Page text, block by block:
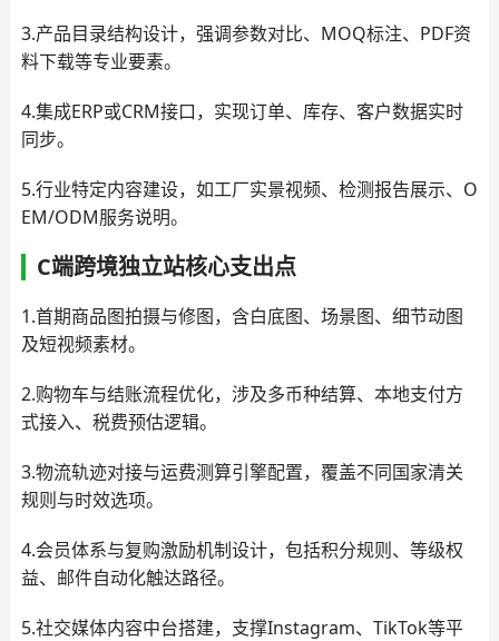
3.产品目录结构设计，强调参数对比、MOQ标注、PDF资
料下载等专业要素。
4.集成ERP或CRM接口，实现订单、库存、客户数据实时
同步。
5.行业特定内容建设，如工厂实景视频、检测报告展示、O
EM/ODM服务说明。
C端跨境独立站核心支出点
1.首期商品图拍摄与修图，含白底图、场景图、细节动图
及短视频素材。
2.购物车与结账流程优化，涉及多币种结算、本地支付方
式接入、税费预估逻辑。
3.物流轨迹对接与运费测算引擎配置，覆盖不同国家清关
规则与时效选项。
4.会员体系与复购激励机制设计，包括积分规则、等级权
益、邮件自动化触达路径。
5.社交媒体内容中台搭建，支撑Instagram、TikTok等平